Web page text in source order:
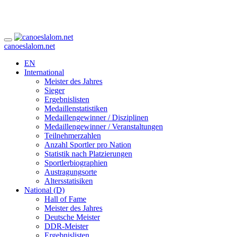
canoeslalom.net
EN
International
Meister des Jahres
Sieger
Ergebnislisten
Medaillenstatistiken
Medaillengewinner / Disziplinen
Medaillengewinner / Veranstaltungen
Teilnehmerzahlen
Anzahl Sportler pro Nation
Statistik nach Platzierungen
Sportlerbiographien
Austragungsorte
Altersstatisiken
National (D)
Hall of Fame
Meister des Jahres
Deutsche Meister
DDR-Meister
Ergebnislisten